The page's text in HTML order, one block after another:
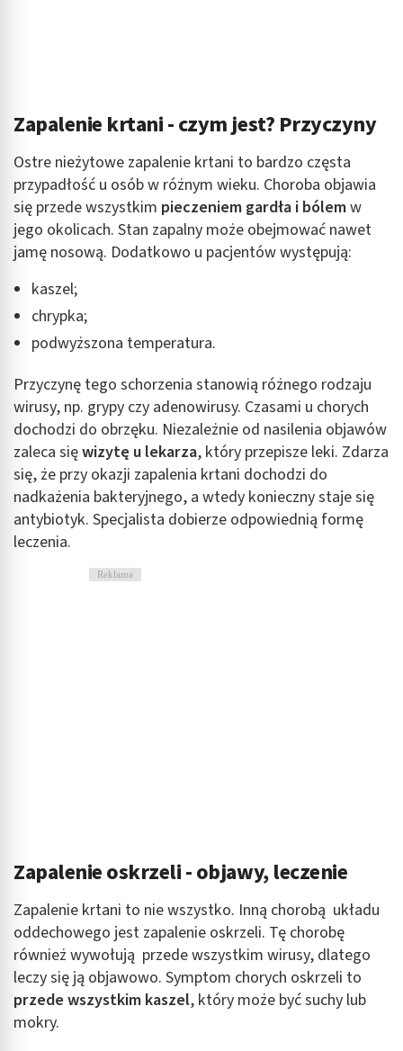
Zapalenie krtani - czym jest? Przyczyny
Ostre nieżytowe zapalenie krtani to bardzo częsta
przypadłość u osób w różnym wieku. Choroba objawia
się przede wszystkim pieczeniem gardła i bólemw
jego okolicach. Stan zapalny może obejmować nawet
jamę nosową. Dodatkowo u pacjentów występują:
kaszel;
chrypka;
podwyższona temperatura.
Przyczynę tego schorzenia stanowią różnego rodzaju
wirusy, np. grypy czy adenowirusy. Czasami u chorych
dochodzi do obrzęku. Niezależnie od nasilenia objawów
zaleca sięwizytę u lekarza, który przepisze leki. Zdarza
się, że przy okazji zapalenia krtani dochodzi do
nadkażenia bakteryjnego, a wtedy konieczny staje się
antybiotyk. Specjalista dobierze odpowiednią formę
leczenia.
Reklama
Zapalenie oskrzeli - objawy, leczenie
Zapalenie krtani to nie wszystko. Inną chorobą układu
oddechowego jest zapalenie oskrzeli. Tę chorobę
również wywołują przede wszystkim wirusy, dlatego
leczy się ją objawowo. Symptom chorych oskrzeli to
przede wszystkim kaszel, który może być suchy lub
mokry.